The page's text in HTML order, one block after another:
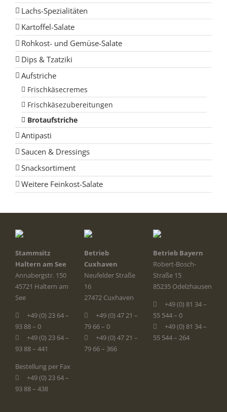
Lachs-Spezialitäten
Kartoffel-Salate
Rohkost- und Gemüse-Salate
Dips & Tzatziki
Aufstriche
Frischkäsecremes
Frischkäsezubereitungen
Brotaufstriche
Antipasti
Saucen & Dressings
Snacksortiment
Weitere Feinkost-Salate
Stammsitz
Haltern am See
Annabergstr. 150
45721 Haltern am
See
+49 (0) 23 64 –
93 88 – 0
+49 (0) 23 64 –
93 88 – 441
Bestellung per Fax
+49 (0) 23 64 –
93 88 – 438
Betrieb
Cuxhaven
Neufelder Straße
16
27472 Cuxhaven
+49 (0) 47 21 –
79 66 – 0
+49 (0) 47 21 –
79 66 – 366
Betrieb Bayern
Robert-Bosch-
Straße 15
85235 Odelzhausen
+49 (0) 81 34 –
55 544 – 0
+49 (0) 81 34 –
55 544 – 264